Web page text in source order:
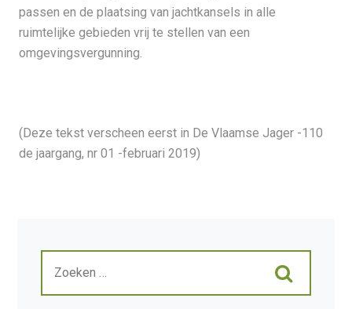
passen en de plaatsing van jachtkansels in alle
ruimtelijke gebieden vrij te stellen van een
omgevingsvergunning.
(Deze tekst verscheen eerst in De Vlaamse Jager -110
de jaargang, nr 01 -februari 2019)